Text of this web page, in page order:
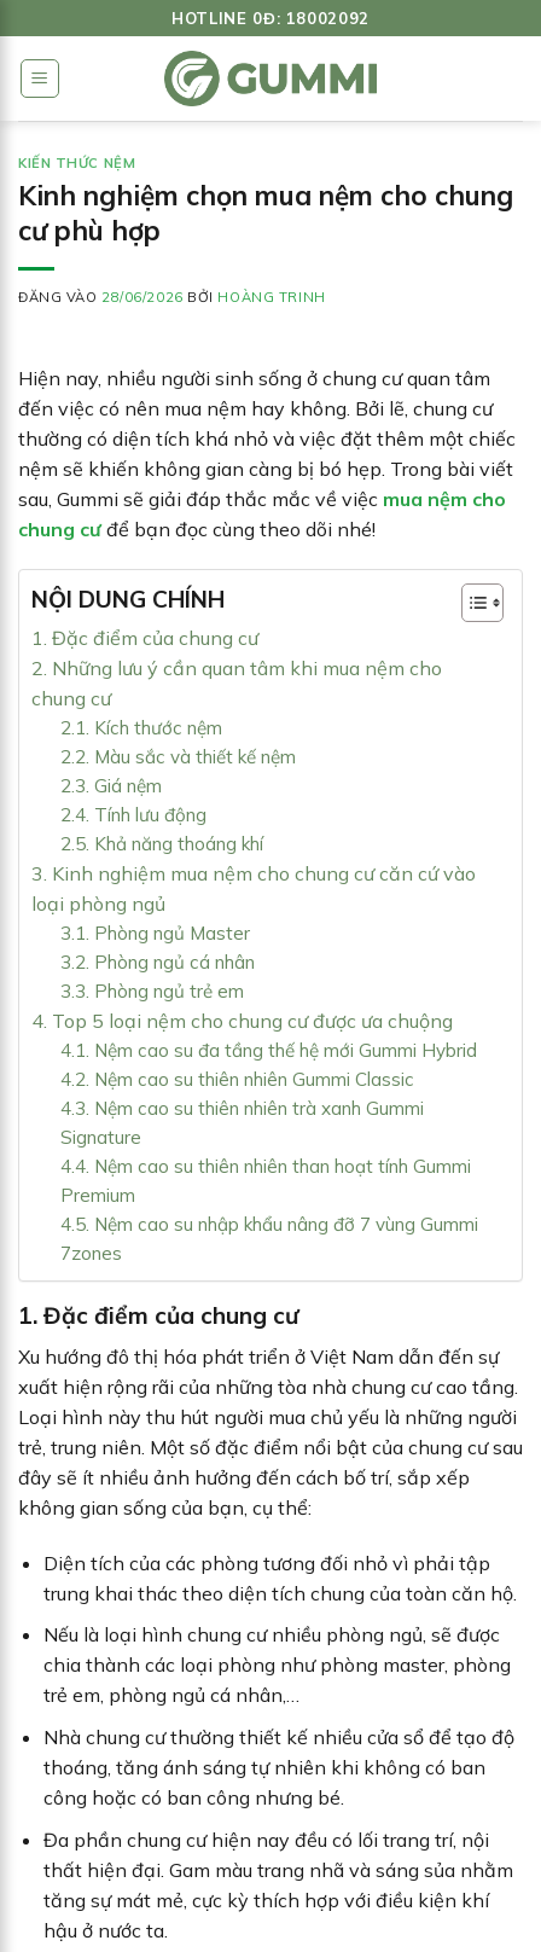
qua
dung
HOTLINE 0Đ: 18002092
KIẾN THỨC NỆM
Kinh nghiệm chọn mua nệm cho chung
cư phù hợp
ĐĂNG VÀO 28/06/2026 BỞI HOÀNG TRINH
Hiện nay, nhiều người sinh sống ở chung cư quan tâm
đến việc có nên mua nệm hay không. Bởi lẽ, chung cư
thường có diện tích khá nhỏ và việc đặt thêm một chiếc
nệm sẽ khiến không gian càng bị bó hẹp. Trong bài viết
sau, Gummi sẽ giải đáp thắc mắc về việc mua nệm cho
chung cưđể bạn đọc cùng theo dõi nhé!
NỘI DUNG CHÍNH
1. Đặc điểm của chung cư
2. Những lưu ý cần quan tâm khi mua nệm cho
chung cư
2.1. Kích thước nệm
2.2. Màu sắc và thiết kế nệm
2.3. Giá nệm
2.4. Tính lưu động
2.5. Khả năng thoáng khí
3. Kinh nghiệm mua nệm cho chung cư căn cứ vào
loại phòng ngủ
3.1. Phòng ngủ Master
3.2. Phòng ngủ cá nhân
3.3. Phòng ngủ trẻ em
4. Top 5 loại nệm cho chung cư được ưa chuộng
4.1. Nệm cao su đa tầng thế hệ mới Gummi Hybrid
4.2. Nệm cao su thiên nhiên Gummi Classic
4.3. Nệm cao su thiên nhiên trà xanh Gummi
Signature
4.4. Nệm cao su thiên nhiên than hoạt tính Gummi
Premium
4.5. Nệm cao su nhập khẩu nâng đỡ 7 vùng Gummi
7zones
1. Đặc điểm của chung cư
Xu hướng đô thị hóa phát triển ở Việt Nam dẫn đến sự
xuất hiện rộng rãi của những tòa nhà chung cư cao tầng.
Loại hình này thu hút người mua chủ yếu là những người
trẻ, trung niên. Một số đặc điểm nổi bật của chung cư sau
đây sẽ ít nhiều ảnh hưởng đến cách bố trí, sắp xếp
không gian sống của bạn, cụ thể:
Diện tích của các phòng tương đối nhỏ vì phải tập
trung khai thác theo diện tích chung của toàn căn hộ.
Nếu là loại hình chung cư nhiều phòng ngủ, sẽ được
chia thành các loại phòng như phòng master, phòng
trẻ em, phòng ngủ cá nhân,…
Nhà chung cư thường thiết kế nhiều cửa sổ để tạo độ
thoáng, tăng ánh sáng tự nhiên khi không có ban
công hoặc có ban công nhưng bé.
Đa phần chung cư hiện nay đều có lối trang trí, nội
thất hiện đại. Gam màu trang nhã và sáng sủa nhằm
tăng sự mát mẻ, cực kỳ thích hợp với điều kiện khí
hậu ở nước ta.